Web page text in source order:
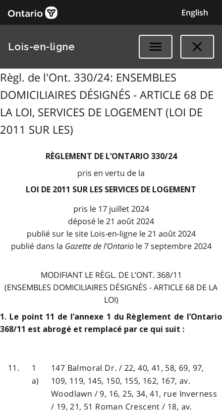
English
Lois-en-ligne
Règl. de l'Ont. 330/24: ENSEMBLES
DOMICILIAIRES DÉSIGNÉS - ARTICLE 68 DE
LA LOI, SERVICES DE LOGEMENT (LOI DE
2011 SUR LES)
RÈGLEMENT DE L’ONTARIO 330/24
pris en vertu de la
LOI DE 2011 SUR LES SERVICES DE LOGEMENT
pris le 17 juillet 2024
déposé le 21 août 2024
publié sur le site Lois-en-ligne le 21 août 2024
publié dans la Gazette de l’Ontariole 7 septembre 2024
MODIFIANT LE RÈGL. DE L’ONT. 368/11
(ENSEMBLES DOMICILIAIRES DÉSIGNÉS - ARTICLE 68 DE LA
LOI)
1. Le point 11 de l’annexe 1 du Règlement de l’Ontario
368/11 est abrogé et remplacé par ce qui suit :
11.
1
a)
147 Balmoral Dr. / 22, 40, 41, 58, 69, 97,
109, 119, 145, 150, 155, 162, 167, av.
Woodlawn / 9, 16, 25, 34, 41, rue Inverness
/ 19, 21, 51 Roman Crescent / 18, av.